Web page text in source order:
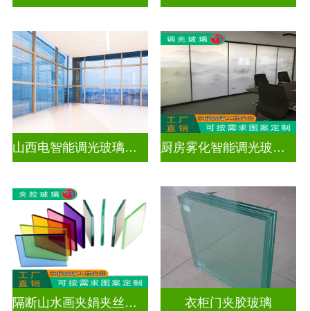
山西电智能调光玻璃厂家地址 厨房雾化智能调光玻璃有用吗
隔断山水画夹娟夹丝玻璃 衣柜门夹胶玻璃